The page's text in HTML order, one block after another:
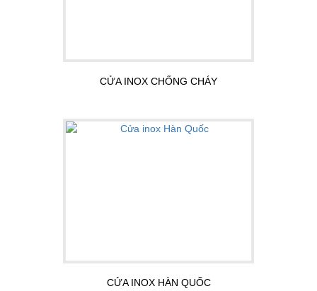
CỬA INOX CHỐNG CHÁY
CỬA INOX HÀN QUỐC